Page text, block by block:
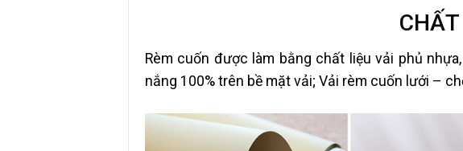
Rèm cuốn được làm bằng chất liệu vải phủ
nắng 100% trên bề mặt vải; Vải rèm cuốn lưới –